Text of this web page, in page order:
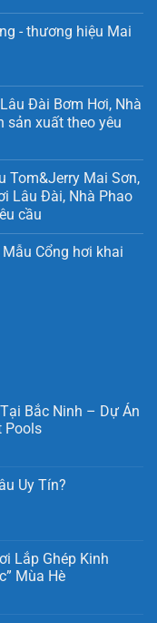
- thương hiệu Mai
Đài Bơm Hơi, Nhà
sản xuất theo yêu
Tom&Jerry Mai Sơn,
Lâu Đài, Nhà Phao
cầu
Cổng hơi khai
Bắc Ninh – Dự Án
Pools
Uy Tín?
Lắp Ghép Kinh
Mùa Hè